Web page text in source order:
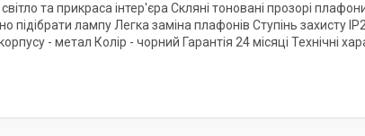
та прикраса інтер'єра Скляні тоновані прозорі
підібрати лампу Легка заміна плафонів Ступінь захисту
- метал Колір - чорний Гарантія 24 місяці Технічні